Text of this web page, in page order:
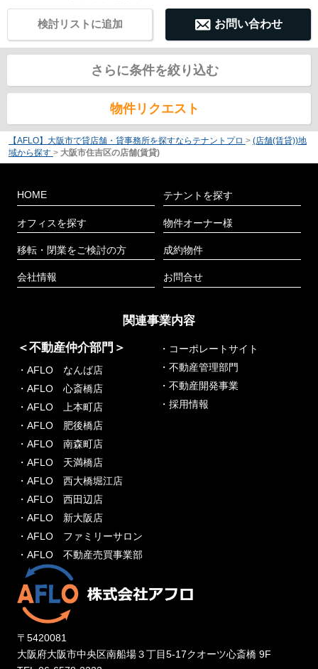
お問い合わせ
検討リストに追加
さらに条件を絞り込む
物件リクエスト
【AFLO】大阪市で貸店舗・貸事務所を探すならテナントプロ > (店舗(賃貸))地
域から探す > 大阪市住吉区の店舗(賃貸)
HOME
オフィスを探す
移転・閉業をご検討の方
会社情報
テナントを探す
物件オーナー様
成約物件
お問合せ
関連事業内容
＜不動産仲介部門＞
・AFLO なんば店
・AFLO 心斎橋店
・AFLO 上本町店
・AFLO 肥後橋店
・AFLO 南森町店
・AFLO 天満橋店
・AFLO 西大橋堀江店
・AFLO 西田辺店
・AFLO 新大阪店
・AFLO ファミリーサロン
・AFLO 不動産売買事業部
・コーポレートサイト
・不動産管理部門
・不動産開発事業
・採用情報
〒5420081
大阪府大阪市中央区南船場３丁目5-17クオーツ心斎橋 9F